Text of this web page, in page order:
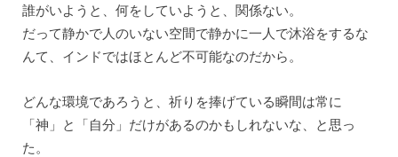
誰がいようと、何をしていようと、関係ない。
だって静かで人のいない空間で静かに一人で沐浴をするな
んて、インドではほとんど不可能なのだから。
どんな環境であろうと、祈りを捧げている瞬間は常に
「神」と「自分」だけがあるのかもしれないな、と思っ
た。